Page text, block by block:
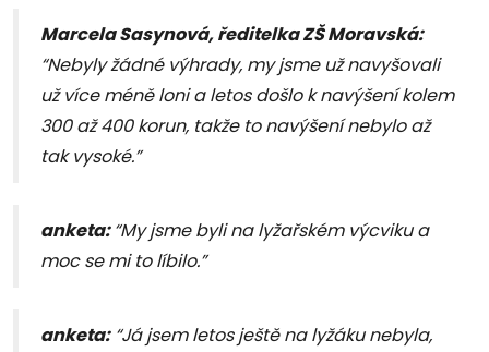
Marcela Sasynová, ředitelka ZŠ Moravská:
“Nebyly žádné výhrady, my jsme už navyšovali
už více méně loni a letos došlo k navýšení kolem
300 až 400 korun, takže to navýšení nebylo až
tak vysoké.”
anketa:“My jsme byli na lyžařském výcviku a
moc se mi to líbilo.”
anketa:“Já jsem letos ještě na lyžáku nebyla,